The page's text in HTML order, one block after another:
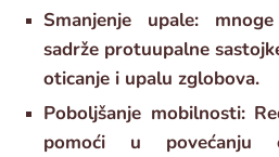
Smanjenje upale:
sadrže protuupalne
oticanje i upalu zglobova.
Poboljšanje mobilnosti:
pomoći u povećanju